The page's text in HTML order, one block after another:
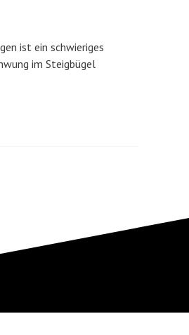
ist ein schwieriges
im Steigbügel